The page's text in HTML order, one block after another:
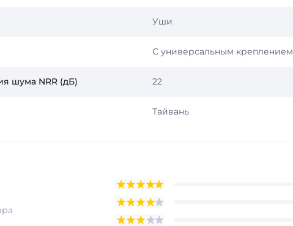
Уши
С универсальным креплением
шума NRR (дБ) 22
Тайвань